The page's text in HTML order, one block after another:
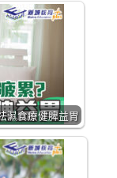
濕食療健脾益胃